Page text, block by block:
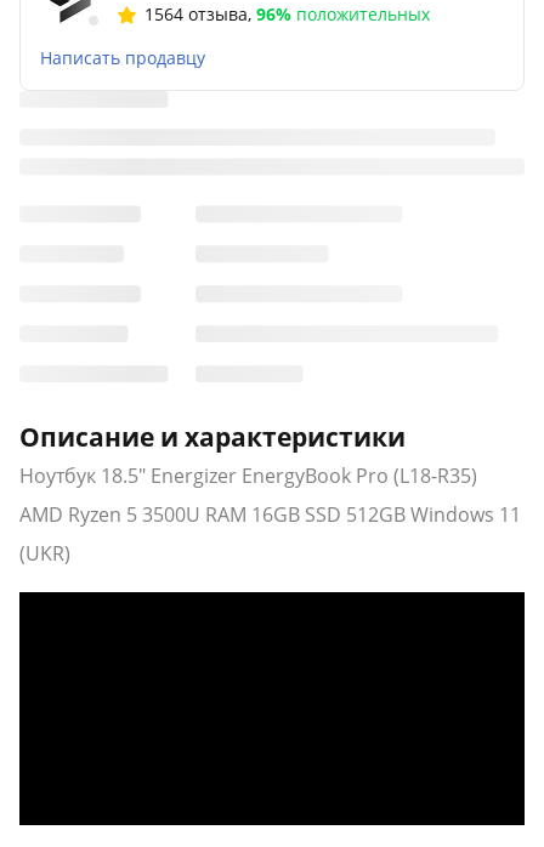
1564 отзыва, 96% положительных
Написать продавцу
Описание и характеристики
Ноутбук 18.5" Energizer EnergyBook Pro (L18-R35)
AMD Ryzen 5 3500U RAM 16GB SSD 512GB Windows 11
(UKR)